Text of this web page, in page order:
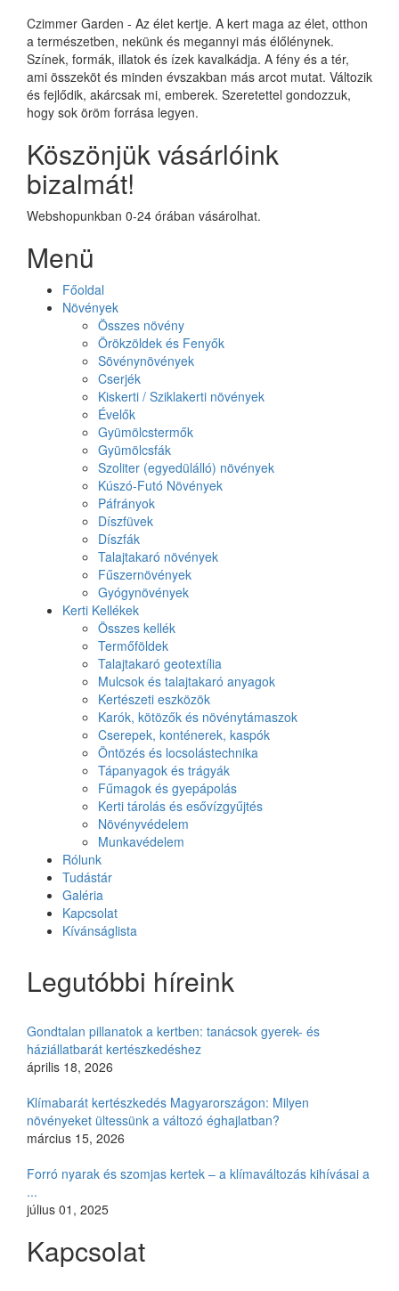
Czimmer Garden - Az élet kertje. A kert maga az élet, otthon
a természetben, nekünk és megannyi más élőlénynek.
Színek, formák, illatok és ízek kavalkádja. A fény és a tér,
ami összeköt és minden évszakban más arcot mutat. Változik
és fejlődik, akárcsak mi, emberek. Szeretettel gondozzuk,
hogy sok öröm forrása legyen.
Köszönjük vásárlóink
bizalmát!
Webshopunkban 0-24 órában vásárolhat.
Menü
Főoldal
Növények
Összes növény
Örökzöldek és Fenyők
Sövénynövények
Cserjék
Kiskerti / Sziklakerti növények
Évelők
Gyümölcstermők
Gyümölcsfák
Szoliter (egyedülálló) növények
Kúszó-Futó Növények
Páfrányok
Díszfüvek
Díszfák
Talajtakaró növények
Fűszernövények
Gyógynövények
Kerti Kellékek
Összes kellék
Termőföldek
Talajtakaró geotextília
Mulcsok és talajtakaró anyagok
Kertészeti eszközök
Karók, kötözők és növénytámaszok
Cserepek, konténerek, kaspók
Öntözés és locsolástechnika
Tápanyagok és trágyák
Fűmagok és gyepápolás
Kerti tárolás és esővízgyűjtés
Növényvédelem
Munkavédelem
Rólunk
Tudástár
Galéria
Kapcsolat
Kívánságlista
Legutóbbi híreink
Gondtalan pillanatok a kertben: tanácsok gyerek- és
háziállatbarát kertészkedéshez
április 18, 2026
Klímabarát kertészkedés Magyarországon: Milyen
növényeket ültessünk a változó éghajlatban?
március 15, 2026
Forró nyarak és szomjas kertek – a klímaváltozás kihívásai a
...
július 01, 2025
Kapcsolat